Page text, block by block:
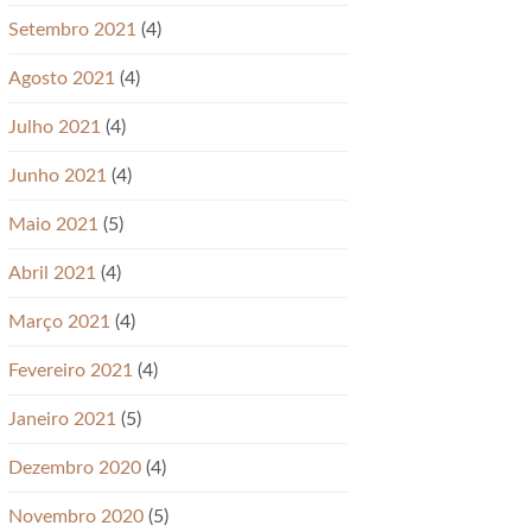
Setembro 2021 (4)
Agosto 2021 (4)
Julho 2021 (4)
Junho 2021 (4)
Maio 2021 (5)
Abril 2021 (4)
Março 2021 (4)
Fevereiro 2021 (4)
Janeiro 2021 (5)
Dezembro 2020 (4)
Novembro 2020 (5)